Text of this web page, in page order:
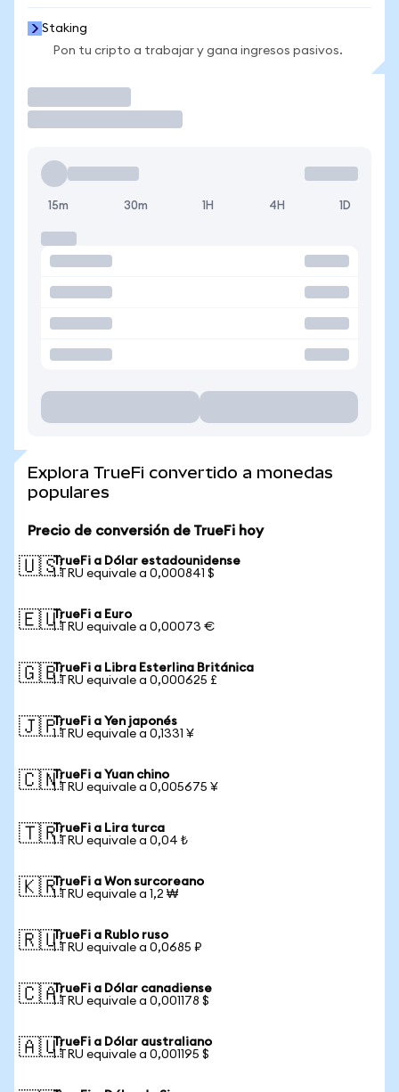
Staking
Pon tu cripto a trabajar y gana ingresos pasivos.
15m 30m 1H 4H 1D
Explora TrueFi convertido a monedas
populares
Precio de conversión de TrueFi hoy
🇺🇸TrueFi a Dólar estadounidense
1 TRU equivale a 0,000841 $
🇪🇺TrueFi a Euro
1 TRU equivale a 0,00073 €
🇬🇧TrueFi a Libra Esterlina Británica
1 TRU equivale a 0,000625 £
🇯🇵TrueFi a Yen japonés
1 TRU equivale a 0,1331 ¥
🇨🇳TrueFi a Yuan chino
1 TRU equivale a 0,005675 ¥
🇹🇷TrueFi a Lira turca
1 TRU equivale a 0,04 ₺
🇰🇷TrueFi a Won surcoreano
1 TRU equivale a 1,2 ₩
🇷🇺TrueFi a Rublo ruso
1 TRU equivale a 0,0685 ₽
🇨🇦TrueFi a Dólar canadiense
1 TRU equivale a 0,001178 $
🇦🇺TrueFi a Dólar australiano
1 TRU equivale a 0,001195 $